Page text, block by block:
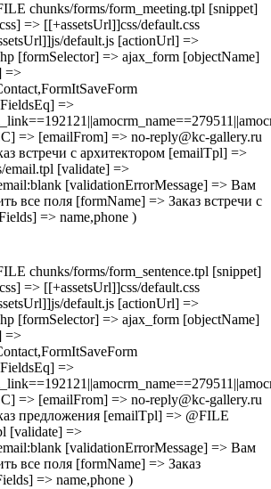
chunks/forms/form_meeting.tpl [snippet]
=> [[+assetsUrl]]css/default.css
default.js [actionUrl] =>
[formSelector] => ajax_form [objectName]
=>
=>
=> [emailFrom] => no-reply@kc-gallery.ru
встречи с архитектором [emailTpl] =>
email.tpl [validate] =>
[validationErrorMessage] => Вам
все поля [formName] => Заказ встречи с
=> name,phone )
chunks/forms/form_sentence.tpl [snippet]
=> [[+assetsUrl]]css/default.css
default.js [actionUrl] =>
[formSelector] => ajax_form [objectName]
=>
=>
=> [emailFrom] => no-reply@kc-gallery.ru
предложения [emailTpl] => @FILE
[validate] =>
[validationErrorMessage] => Вам
все поля [formName] => Заказ
=> name,phone )